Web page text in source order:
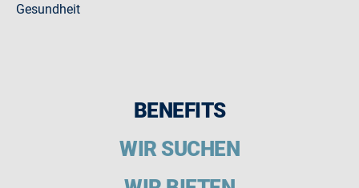
Gesundheit
BENEFITS
WIR SUCHEN